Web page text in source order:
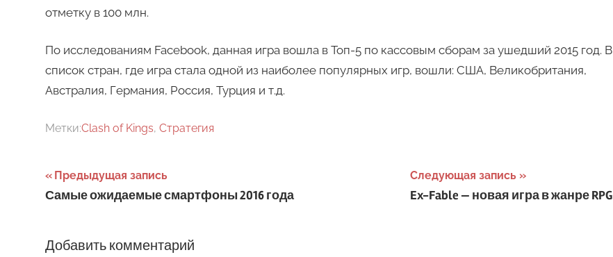
отметку в 100 млн.
По исследованиям Facebook, данная игра вошла в Топ-5 по кассовым сборам за ушедший 2015 год. В
список стран, где игра стала одной из наиболее популярных игр, вошли: США, Великобритания,
Австралия, Германия, Россия, Турция и т.д.
Метки:Clash of Kings, Стратегия
Навигация
по
Предыдущая запись
Самые ожидаемые смартфоны 2016 года
Следующая запись
Ex-Fable — новая игра в жанре RPG
Добавить комментарий